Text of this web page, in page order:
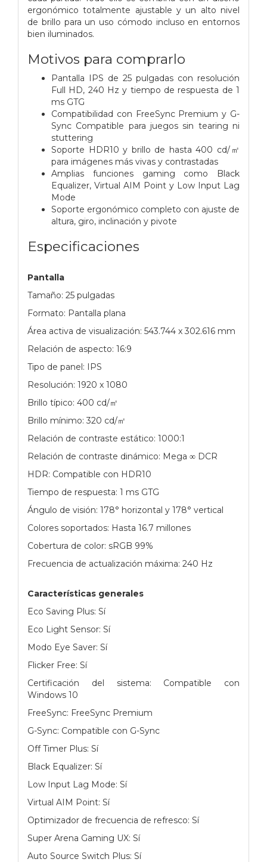
ergonómico totalmente ajustable y un alto nivel
de brillo para un uso cómodo incluso en entornos
bien iluminados.
Motivos para comprarlo
Pantalla IPS de 25 pulgadas con resolución
Full HD, 240 Hz y tiempo de respuesta de 1
ms GTG
Compatibilidad con FreeSync Premium y G-
Sync Compatible para juegos sin tearing ni
stuttering
Soporte HDR10 y brillo de hasta 400 cd/㎡
para imágenes más vivas y contrastadas
Amplias funciones gaming como Black
Equalizer, Virtual AIM Point y Low Input Lag
Mode
Soporte ergonómico completo con ajuste de
altura, giro, inclinación y pivote
Especificaciones
Pantalla
Tamaño: 25 pulgadas
Formato: Pantalla plana
Área activa de visualización: 543.744 x 302.616 mm
Relación de aspecto: 16:9
Tipo de panel: IPS
Resolución: 1920 x 1080
Brillo típico: 400 cd/㎡
Brillo mínimo: 320 cd/㎡
Relación de contraste estático: 1000:1
Relación de contraste dinámico: Mega ∞ DCR
HDR: Compatible con HDR10
Tiempo de respuesta: 1 ms GTG
Ángulo de visión: 178° horizontal y 178° vertical
Colores soportados: Hasta 16.7 millones
Cobertura de color: sRGB 99%
Frecuencia de actualización máxima: 240 Hz
Características generales
Eco Saving Plus: Sí
Eco Light Sensor: Sí
Modo Eye Saver: Sí
Flicker Free: Sí
Certificación del sistema: Compatible con
Windows 10
FreeSync: FreeSync Premium
G-Sync: Compatible con G-Sync
Off Timer Plus: Sí
Black Equalizer: Sí
Low Input Lag Mode: Sí
Virtual AIM Point: Sí
Optimizador de frecuencia de refresco: Sí
Super Arena Gaming UX: Sí
Auto Source Switch Plus: Sí